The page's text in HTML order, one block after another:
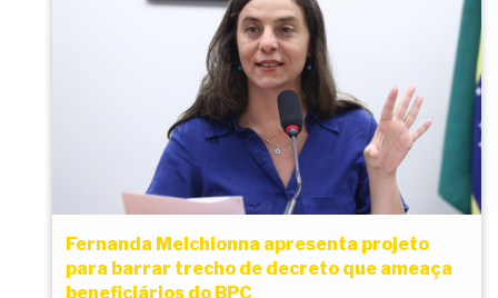
Fernanda Melchionna apresenta projeto
para barrar trecho de decreto que ameaça
beneficiários do BPC